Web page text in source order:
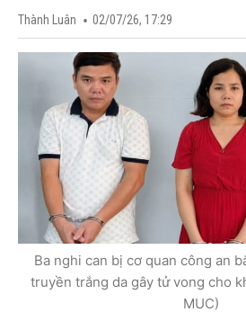
Thành Luân 02/07/26, 17:29
Ba nghi can bị cơ quan công an
truyền trắng da gây tử vong cho
MUC)